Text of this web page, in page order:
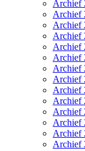
Archief
Archief
Archief
Archief
Archief
Archief
Archief
Archief
Archief
Archief
Archief
Archief
Archief
Archief